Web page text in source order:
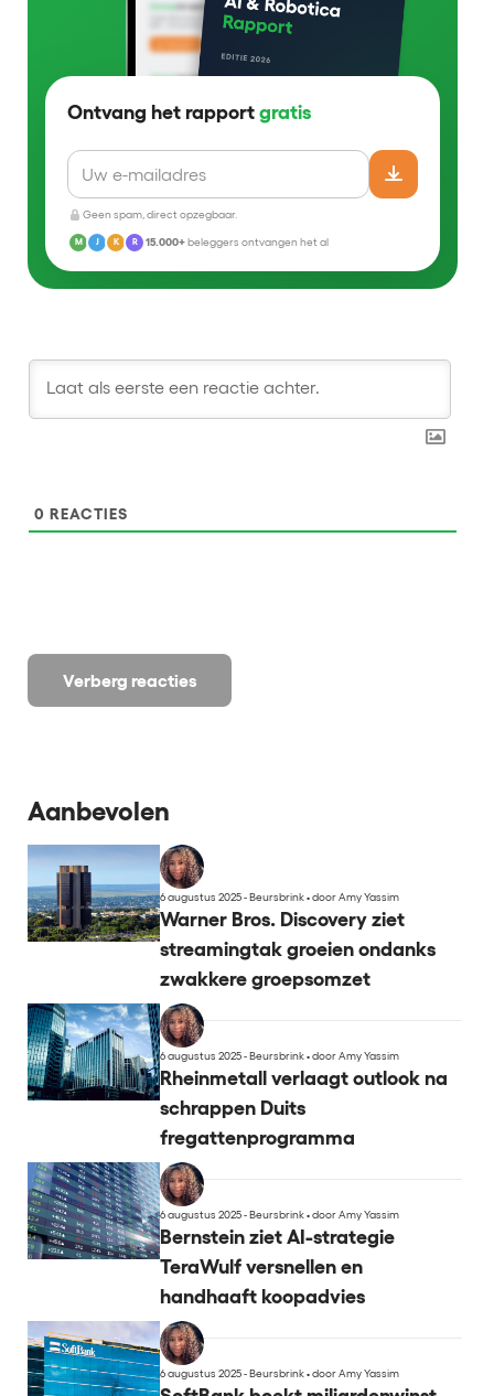
Ontvang het rapport gratis
Geen spam, direct opzegbaar.
M J K R 15.000+beleggers ontvangen het al
Verberg reacties
0 REACTIES
Aanbevolen
6 augustus 2025 - Beursbrink•door Amy Yassim
Warner Bros. Discovery ziet
streamingtak groeien ondanks
zwakkere groepsomzet
6 augustus 2025 - Beursbrink•door Amy Yassim
Rheinmetall verlaagt outlook na
schrappen Duits
fregattenprogramma
6 augustus 2025 - Beursbrink•door Amy Yassim
Bernstein ziet AI-strategie
TeraWulf versnellen en
handhaaft koopadvies
6 augustus 2025 - Beursbrink•door Amy Yassim